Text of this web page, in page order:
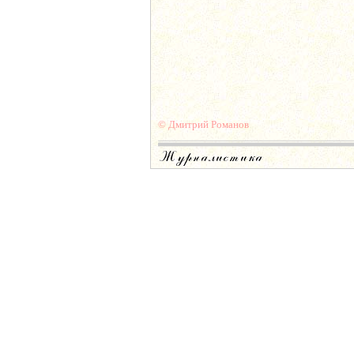
© Дмитрий Романов